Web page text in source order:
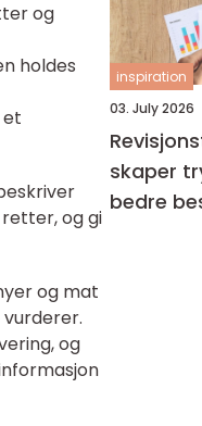
og
holdes
et
og gi
og mat
og
inspiration
03. July 2026
skaper
bedre